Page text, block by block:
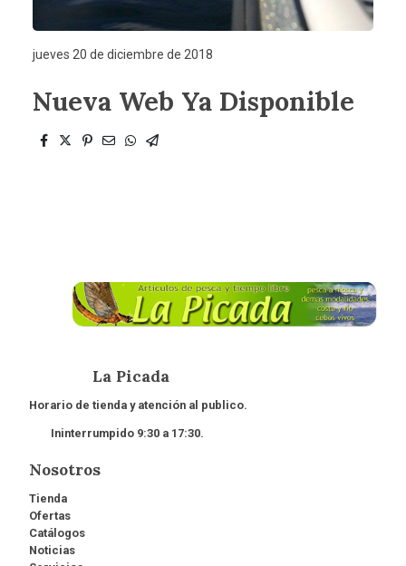
jueves 20 de diciembre de 2018
Nueva Web Ya Disponible
La Picada
Horario de tienda y atención al publico.
Ininterrumpido 9:30 a 17:30.
Nosotros
Tienda
Ofertas
Catálogos
Noticias